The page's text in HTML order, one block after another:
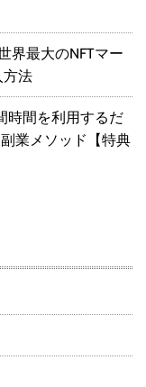
界最大のNFTマー
方法
時間を利用するだ
業メソッド【特典